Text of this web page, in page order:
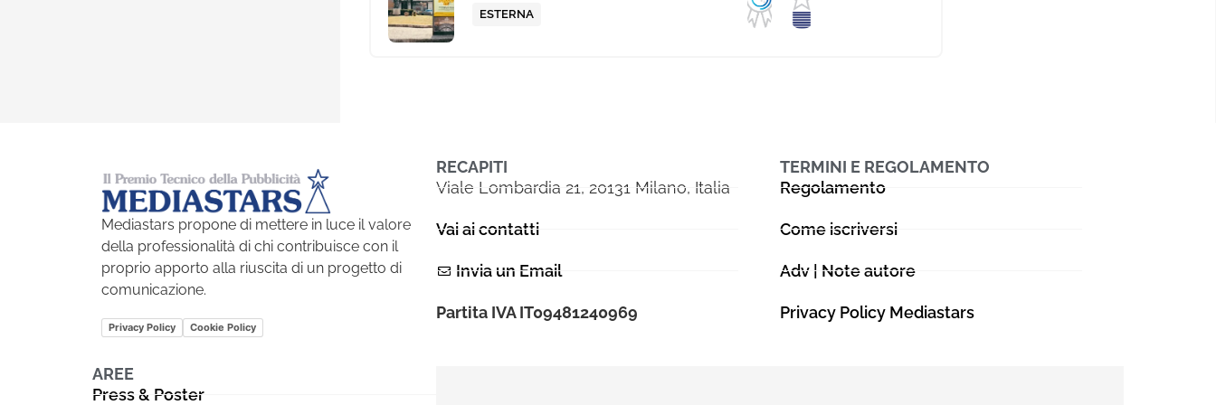
metodo, costanza e un monitoraggio rigoroso dei
ESTERNA
Mediastars propone di mettere in luce il valore
della professionalità di chi contribuisce con il
proprio apporto alla riuscita di un progetto di
comunicazione.
Privacy Policy Cookie Policy
RECAPITI
Viale Lombardia 21, 20131 Milano, Italia
Vai ai contatti
Invia un Email
Partita IVA IT09481240969
TERMINI E REGOLAMENTO
Regolamento
Come iscriversi
Adv | Note autore
Privacy Policy Mediastars
AREE
Press & Poster